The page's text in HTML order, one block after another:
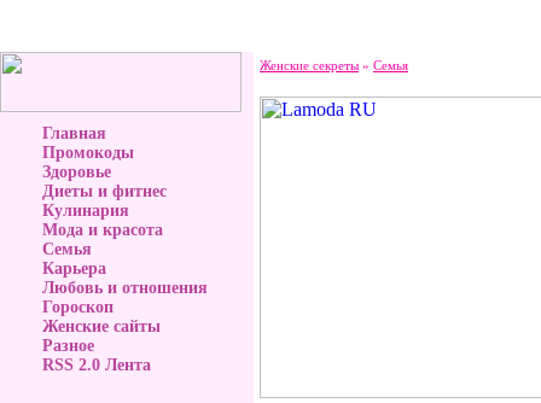
Главная
Промокоды
Здоровье
Диеты и фитнес
Кулинария
Мода и красота
Семья
Карьера
Любовь и отношения
Гороскоп
Женские сайты
Разное
RSS 2.0 Лента
Женские секреты » Семья